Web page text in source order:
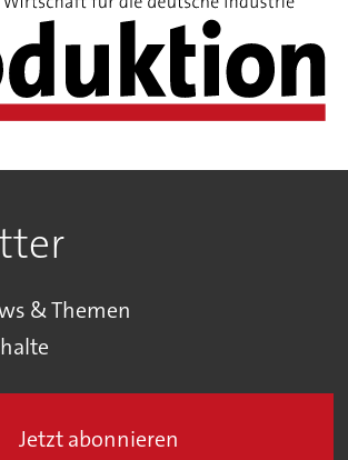
& Themen
Jetzt abonnieren